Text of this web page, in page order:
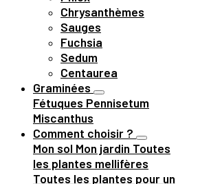
Chrysanthèmes
Sauges
Fuchsia
Sedum
Centaurea
Graminées
Fétuques Pennisetum
Miscanthus
Comment choisir ?
Mon sol Mon jardin Toutes
les plantes mellifères
Toutes les plantes pour un